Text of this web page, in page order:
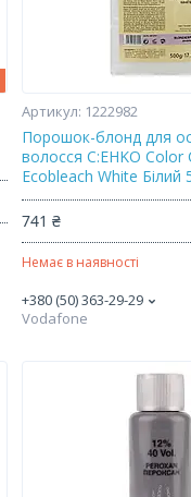
1222982
Порошок-блонд для
волосся C:EHKO Color
Ecobleach White Білий
741 ₴
Немає в наявності
+380 (50) 363-29-29
Vodafone